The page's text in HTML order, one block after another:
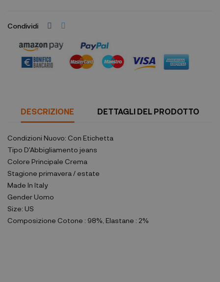
Condividi
DESCRIZIONE DETTAGLI DEL PRODOTTO
Condizioni Nuovo: Con Etichetta
Tipo D'Abbigliamento jeans
Colore Principale Crema
Stagione primavera / estate
Made In Italy
Gender Uomo
Size: US
Composizione Cotone : 98%, Elastane : 2%